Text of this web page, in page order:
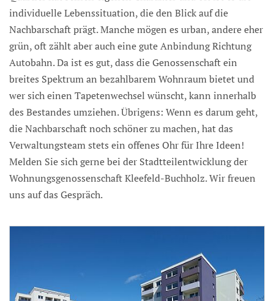
individuelle Lebenssituation, die den Blick auf die
Nachbarschaft prägt. Manche mögen es urban, andere eher
grün, oft zählt aber auch eine gute Anbindung Richtung
Autobahn. Da ist es gut, dass die Genossenschaft ein
breites Spektrum an bezahlbarem Wohnraum bietet und
wer sich einen Tapetenwechsel wünscht, kann innerhalb
des Bestandes umziehen. Übrigens: Wenn es darum geht,
die Nachbarschaft noch schöner zu machen, hat das
Verwaltungsteam stets ein offenes Ohr für Ihre Ideen!
Melden Sie sich gerne bei der Stadtteilentwicklung der
Wohnungsgenossenschaft Kleefeld-Buchholz. Wir freuen
uns auf das Gespräch.